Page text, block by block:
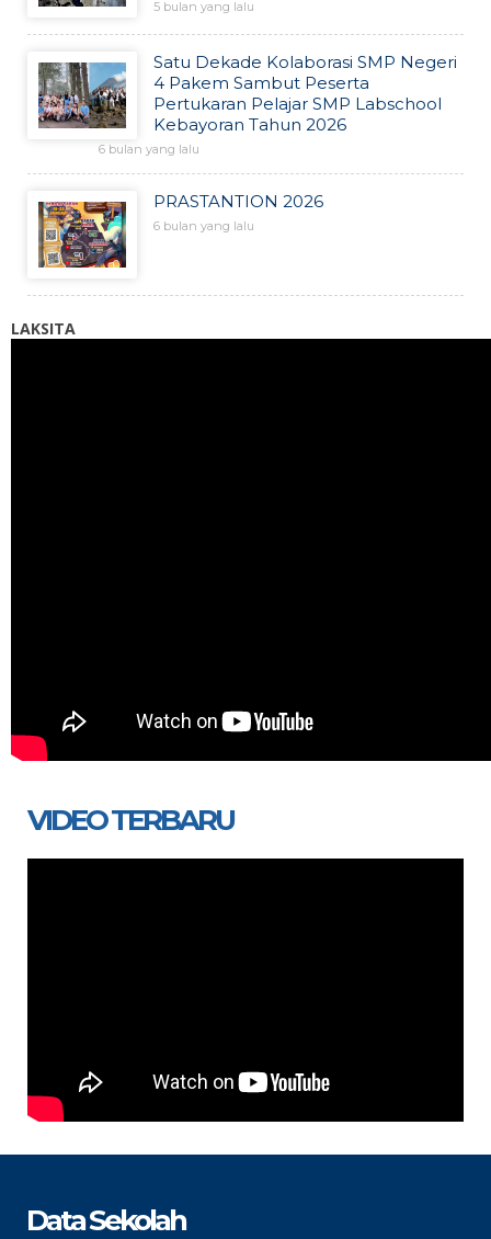
5 bulan yang lalu
Satu Dekade Kolaborasi SMP Negeri
4 Pakem Sambut Peserta
Pertukaran Pelajar SMP Labschool
Kebayoran Tahun 2026
6 bulan yang lalu
PRASTANTION 2026
6 bulan yang lalu
LAKSITA
VIDEO TERBARU
Data Sekolah